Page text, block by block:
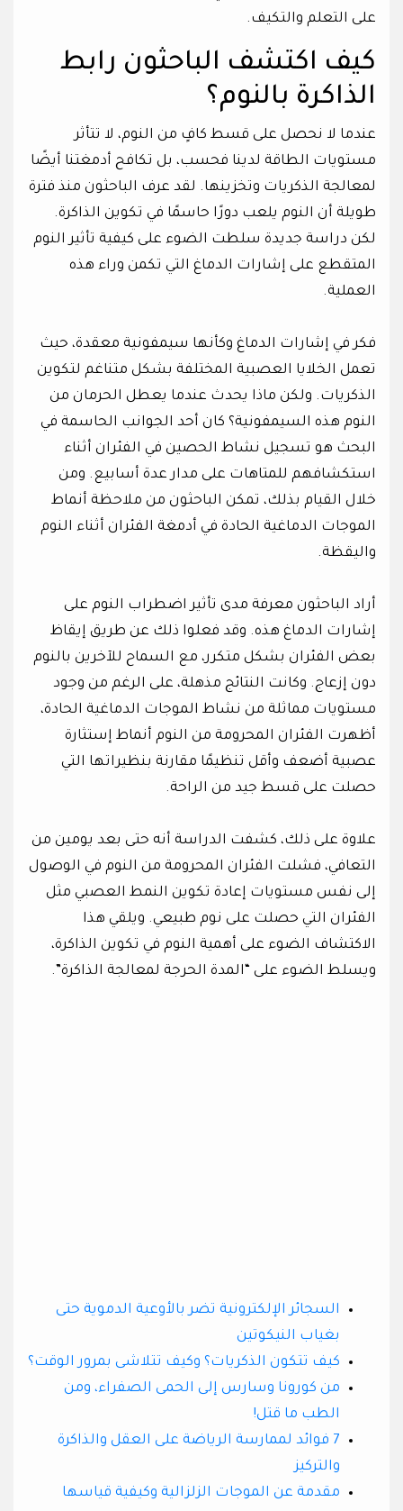
على التعلم والتكيف.
كيف اكتشف الباحثون رابط
الذاكرة بالنوم؟
عندما لا نحصل على قسط كافٍ من النوم، لا تتأثر
مستويات الطاقة لدينا فحسب، بل تكافح أدمغتنا أيضًا
لمعالجة الذكريات وتخزينها. لقد عرف الباحثون منذ فترة
طويلة أن النوم يلعب دورًا حاسمًا في تكوين الذاكرة.
لكن دراسة جديدة سلطت الضوء على كيفية تأثير النوم
المتقطع على إشارات الدماغ التي تكمن وراء هذه
العملية.
فكر في إشارات الدماغ وكأنها سيمفونية معقدة، حيث
تعمل الخلايا العصبية المختلفة بشكل متناغم لتكوين
الذكريات. ولكن ماذا يحدث عندما يعطل الحرمان من
النوم هذه السيمفونية؟ كان أحد الجوانب الحاسمة في
البحث هو تسجيل نشاط الحصين في الفئران أثناء
استكشافهم للمتاهات على مدار عدة أسابيع. ومن
خلال القيام بذلك، تمكن الباحثون من ملاحظة أنماط
الموجات الدماغية الحادة في أدمغة الفئران أثناء النوم
واليقظة.
أراد الباحثون معرفة مدى تأثير اضطراب النوم على
إشارات الدماغ هذه. وقد فعلوا ذلك عن طريق إيقاظ
بعض الفئران بشكل متكرر، مع السماح للآخرين بالنوم
دون إزعاج. وكانت النتائج مذهلة، على الرغم من وجود
مستويات مماثلة من نشاط الموجات الدماغية الحادة،
أظهرت الفئران المحرومة من النوم أنماط إستثارة
عصبية أضعف وأقل تنظيمًا مقارنة بنظيراتها التي
حصلت على قسط جيد من الراحة.
علاوة على ذلك، كشفت الدراسة أنه حتى بعد يومين من
التعافي، فشلت الفئران المحرومة من النوم في الوصول
إلى نفس مستويات إعادة تكوين النمط العصبي مثل
الفئران التي حصلت على نوم طبيعي. ويلقي هذا
الاكتشاف الضوء على أهمية النوم في تكوين الذاكرة،
ويسلط الضوء على “المدة الحرجة لمعالجة الذاكرة”.
السجائر الإلكترونية تضر بالأوعية الدموية حتى
بغياب النيكوتين
كيف تتكون الذكريات؟ وكيف تتلاشى بمرور الوقت؟
من كورونا وسارس إلى الحمى الصفراء، ومن
الطب ما قتل!
7 فوائد لممارسة الرياضة على العقل والذاكرة
والتركيز
مقدمة عن الموجات الزلزالية وكيفية قياسها